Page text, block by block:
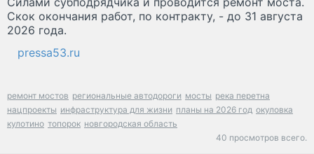
Скок окончания работ, по контракту, - до 31 августа
2026 года.
pressa53.ru
ремонт мостов региональные автодороги мосты река перетна
нацпроекты инфраструктура для жизни планы на 2026 год окуловка
кулотино топорок новгородская область
40 просмотров всего.